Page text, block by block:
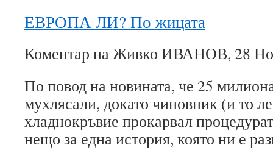
ЕВРОПА ЛИ? По жицата
Коментар на Живко ИВАНОВ, 28
По повод на новината, че 25
мухлясали, докато чиновник (и то
хладнокръвие прокарвал
нещо за една история, която ни е